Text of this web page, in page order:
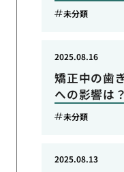
未分類
矯正中の歯
への影響は？
2025.08.16
未分類
2025.08.13